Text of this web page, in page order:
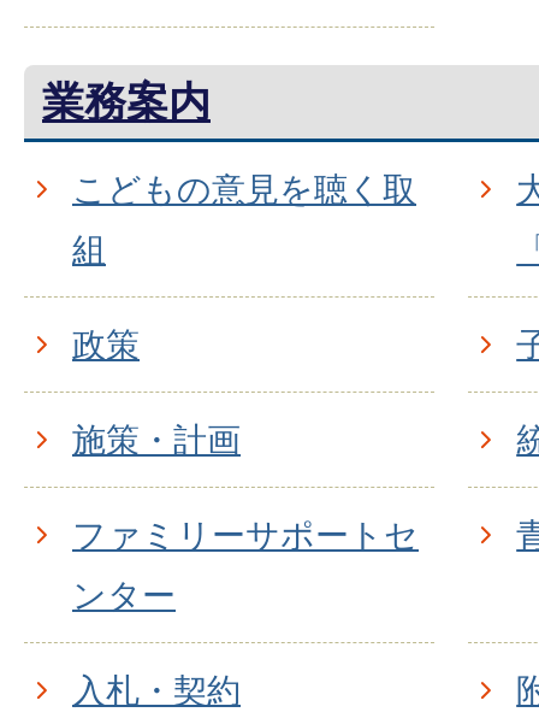
業務案内
こどもの意見を聴く取
組
政策
施策・計画
ファミリーサポートセ
ンター
入札・契約